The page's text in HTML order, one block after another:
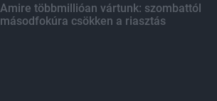
Amire többmillióan vártunk: szombattól
másodfokúra csökken a riasztás